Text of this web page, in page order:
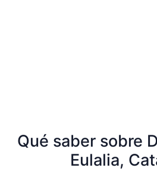
Qué saber sobre
Eulalia,